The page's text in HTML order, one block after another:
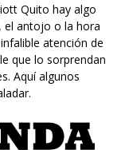
Quito hay algo
el antojo o la hora
atención de
que lo sorprendan
Aquí algunos